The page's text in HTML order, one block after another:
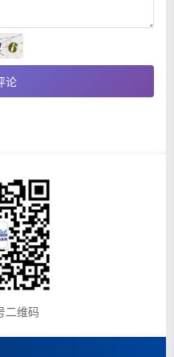
论
二维码